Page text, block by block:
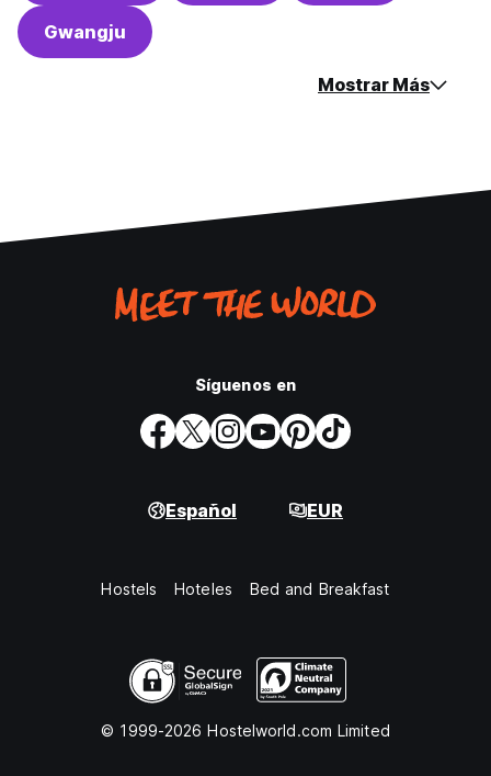
Gwangju
Mostrar Más
Síguenos en
Español EUR
Hostels Hoteles Bed and Breakfast
© 1999-2026 Hostelworld.com Limited